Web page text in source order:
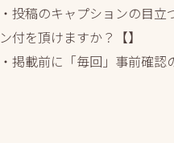
・投稿のキャプションの目
ン付を頂けますか？【】
・掲載前に「毎回」事前確認